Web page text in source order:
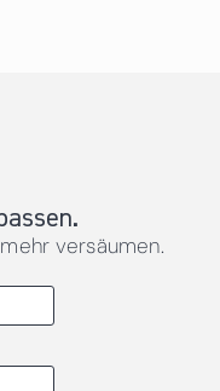
versäumen.